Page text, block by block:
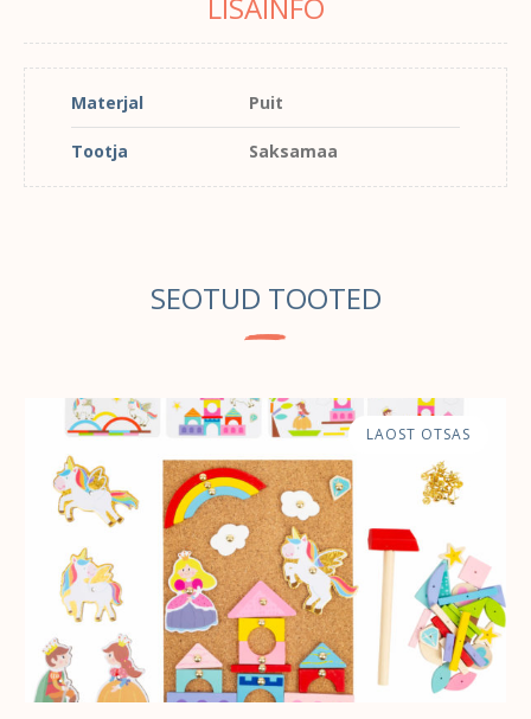
LISAINFO
Materjal Puit
Tootja Saksamaa
SEOTUD TOOTED
LAOST OTSAS